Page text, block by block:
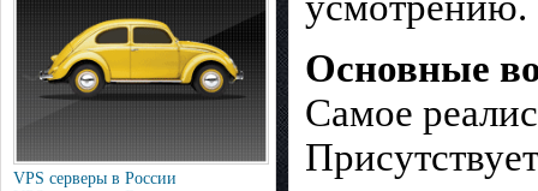
VPS серверы в России
Основные
Самое